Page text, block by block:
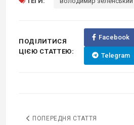
ПОДІЛИТИСЯ
ЦІЄЮ СТАТТЕЮ:
Facebook
Telegram
ПОПЕРЕДНЯ СТАТТЯ